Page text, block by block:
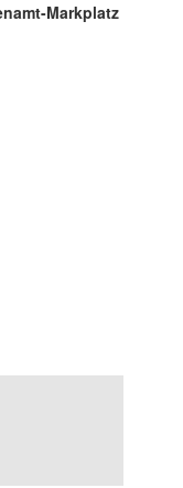
Markplatz